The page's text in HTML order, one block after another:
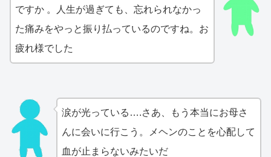
ですか 。人生が過ぎても、忘れられなかっ
た痛みをやっと振り払っているのですね。お
疲れ様でした
涙が光っている….さあ、もう本当にお母さ
んに会いに行こう。メヘンのことを心配して
血が止まらないみたいだ